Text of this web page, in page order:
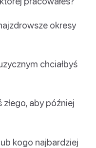
okresy
chciałbyś
aby później
kogo najbardziej